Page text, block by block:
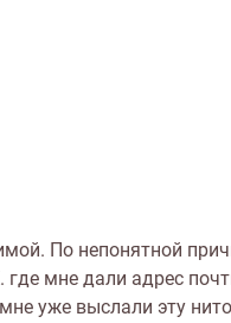
По непонятной
мне дали адрес
уже выслали эту